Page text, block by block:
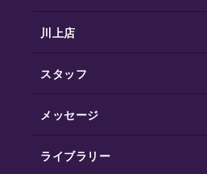
川上店
スタッフ
メッセージ
ライブラリー